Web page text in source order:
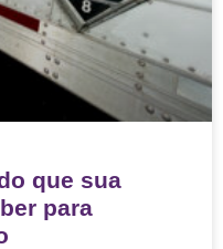
que sua
para